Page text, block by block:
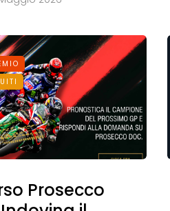
Prosecco